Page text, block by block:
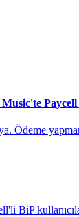
Ödeme
BiP